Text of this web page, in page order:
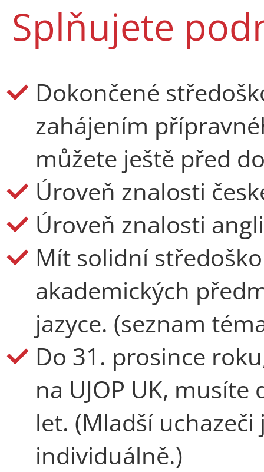
Splňujete
Dokončené
zahájením
můžete ještě před
Úroveň znalosti
Úroveň znalosti
Mít solidní
akademických
jazyce. (seznam
Do 31. prosince
na UJOP UK,
let. (Mladší
individuálně.)